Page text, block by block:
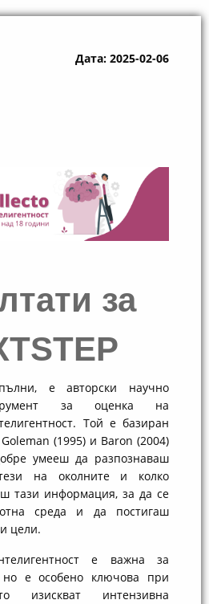
Дата: 2025-02-06
за
е авторски научно
за оценка на
Той е базиран
(1995) и Barоn (2004)
умееш да разпознаваш
на околните и колко
тази информация, за да се
среда и да постигаш
цели.
е важна за
но е особено ключова при
изискват интензивна